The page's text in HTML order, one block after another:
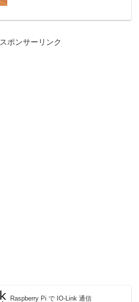
スポンサーリンク
Raspberry Pi で IO-Link 通信